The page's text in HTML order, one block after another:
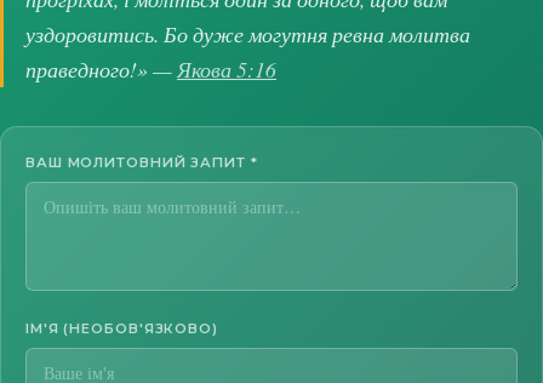
уздоровитись. Бо дуже могутня ревна молитва
праведного!» —Якова 5:16
ВАШ МОЛИТОВНИЙ ЗАПИТ *
ІМ'Я (НЕОБОВ'ЯЗКОВО)